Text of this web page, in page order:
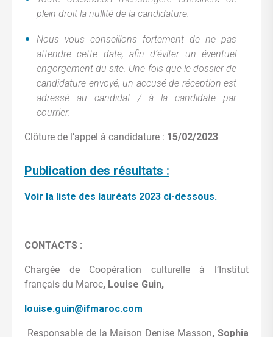
plein droit la nullité de la candidature.
Nous vous conseillons fortement de ne pas
attendre cette date, afin d’éviter un éventuel
engorgement du site. Une fois que le dossier de
candidature envoyé, un accusé de réception est
adressé au candidat / à la candidate par
courrier.
Clôture de l’appel à candidature : 15/02/2023
Publication des résultats :
Voir la liste des lauréats 2023 ci-dessous.
CONTACTS :
Chargée de Coopération culturelle à l’Institut
français du Maroc, Louise Guin,
louise.guin@ifmaroc.com
Responsable de la Maison Denise Masson, Sophia